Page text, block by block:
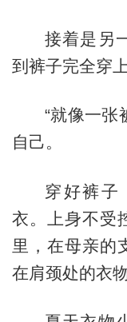
接着是另
到裤子完全穿上
“就像一张
自己。
穿好裤子
衣。上身不受
里，在母亲的
在肩颈处的衣